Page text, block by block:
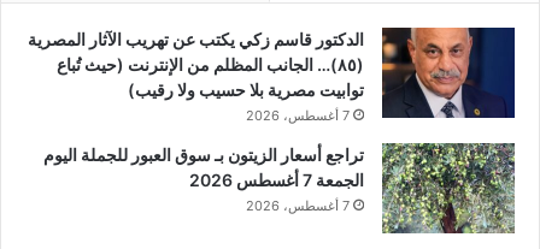
الدكتور قاسم زكي يكتب عن تهريب الآثار المصرية
(٨٥)… الجانب المظلم من الإنترنت (حيث تُباع
توابيت مصرية بلا حسيب ولا رقيب)
7 أغسطس، 2026
تراجع أسعار الزيتون بـ سوق العبور للجملة اليوم
الجمعة 7 أغسطس 2026
7 أغسطس، 2026